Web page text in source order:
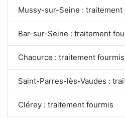
Mussy-sur-Seine : traitement
Bar-sur-Seine : traitement
Chaource : traitement fourmis
Saint-Parres-lès-Vaudes :
Clérey : traitement fourmis